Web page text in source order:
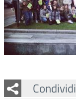
Condividi
Facebook
Twitter
Whatsapp